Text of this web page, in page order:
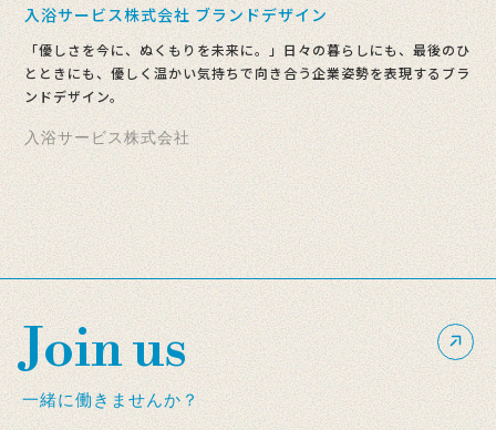
入浴サービス株式会社 ブランドデザイン
「優しさを今に、ぬくもりを未来に。」日々の暮らしにも、最後のひ
とときにも、優しく温かい気持ちで向き合う企業姿勢を表現するブラ
ンドデザイン。
入浴サービス株式会社
Join us
一緒に働きませんか？